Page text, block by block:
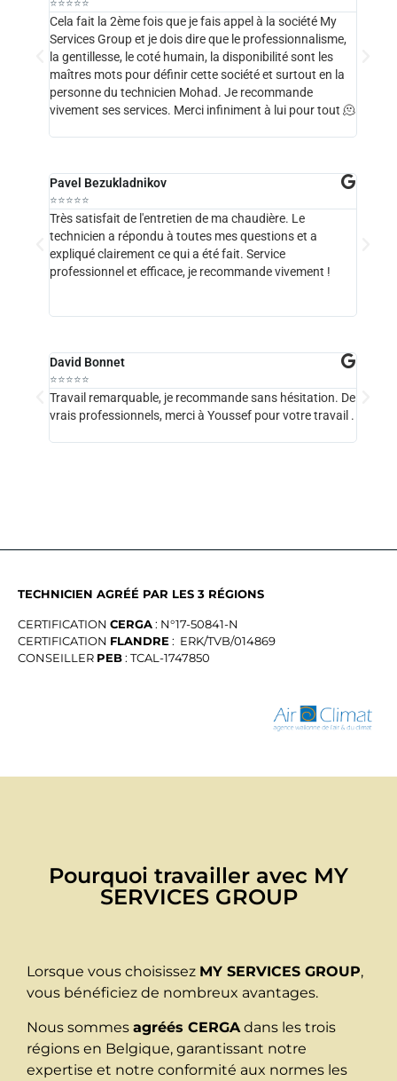
⭐⭐⭐⭐⭐
Cela fait la 2ème fois que je fais appel à la société My
Services Group et je dois dire que le professionnalisme,
la gentillesse, le coté humain, la disponibilité sont les
maîtres mots pour définir cette société et surtout en la
personne du technicien Mohad. Je recommande
vivement ses services. Merci infiniment à lui pour tout 🫠
Pavel Bezukladnikov
⭐⭐⭐⭐⭐
Très satisfait de l'entretien de ma chaudière. Le
technicien a répondu à toutes mes questions et a
expliqué clairement ce qui a été fait. Service
professionnel et efficace, je recommande vivement !
David Bonnet
⭐⭐⭐⭐⭐
Travail remarquable, je recommande sans hésitation. De
vrais professionnels, merci à Youssef pour votre travail .
TECHNICIEN AGRÉÉ PAR LES 3 RÉGIONS
CERTIFICATION CERGA: N°17-50841-N
CERTIFICATION FLANDRE : ERK/TVB/014869
CONSEILLER PEB: TCAL-1747850
Pourquoi travailler avec MY
SERVICES GROUP
Lorsque vous choisissez MY SERVICES GROUP,
vous bénéficiez de nombreux avantages.
Nous sommes agréés CERGAdans les trois
régions en Belgique, garantissant notre
expertise et notre conformité aux normes les